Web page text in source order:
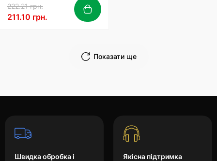
222.21 грн.
211.10 грн.
Показати ще
Швидка обробка і
Якісна підтримка